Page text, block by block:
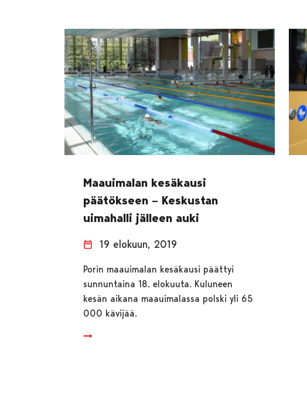
Maauimalan kesäkausi
päätökseen – Keskustan
uimahalli jälleen auki
19 elokuun, 2019
Porin maauimalan kesäkausi päättyi
sunnuntaina 18. elokuuta. Kuluneen
kesän aikana maauimalassa polski yli 65
000 kävijää.